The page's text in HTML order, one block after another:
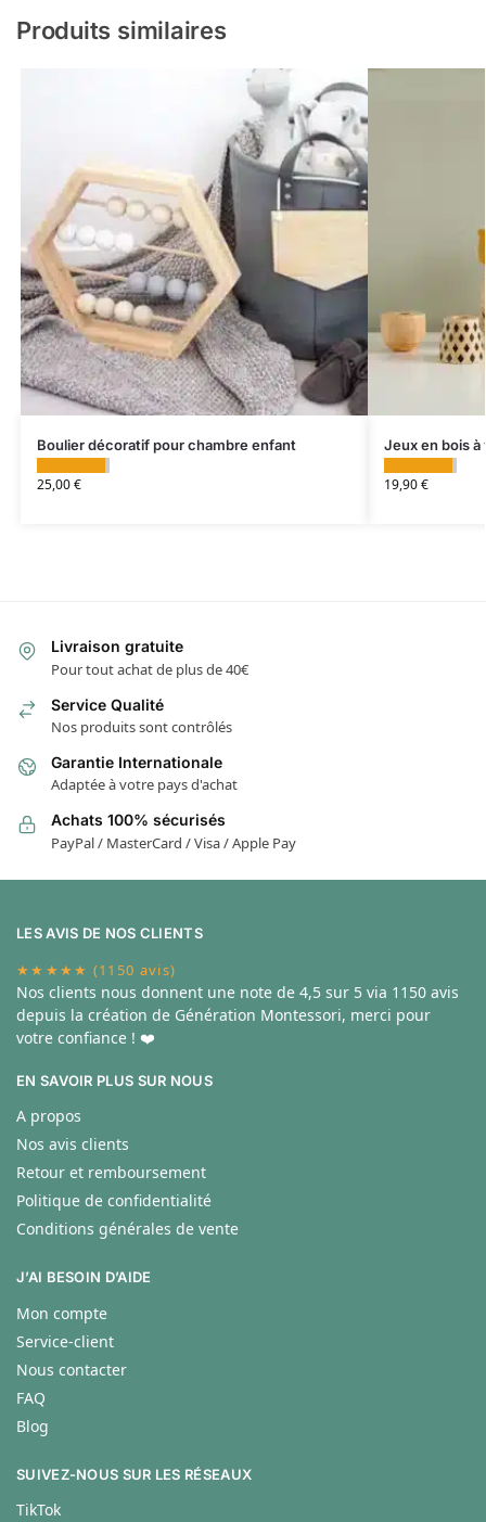
Produits similaires
Boulier décoratif pour chambre enfant
25,00€
Jeux en bois
19,90€
Livraison gratuite
Pour tout achat de plus de 40€
Service Qualité
Nos produits sont contrôlés
Garantie Internationale
Adaptée à votre pays d'achat
Achats 100% sécurisés
PayPal / MasterCard / Visa / Apple Pay
LES AVIS DE NOS CLIENTS
★★★★★ (1150 avis)
Nos clients nous donnent une note de 4,5 sur 5 via 1150 avis
depuis la création de Génération Montessori, merci pour
votre confiance ! ❤️
EN SAVOIR PLUS SUR NOUS
A propos
Nos avis clients
Retour et remboursement
Politique de confidentialité
Conditions générales de vente
J’AI BESOIN D’AIDE
Mon compte
Service-client
Nous contacter
FAQ
Blog
SUIVEZ-NOUS SUR LES RÉSEAUX
TikTok